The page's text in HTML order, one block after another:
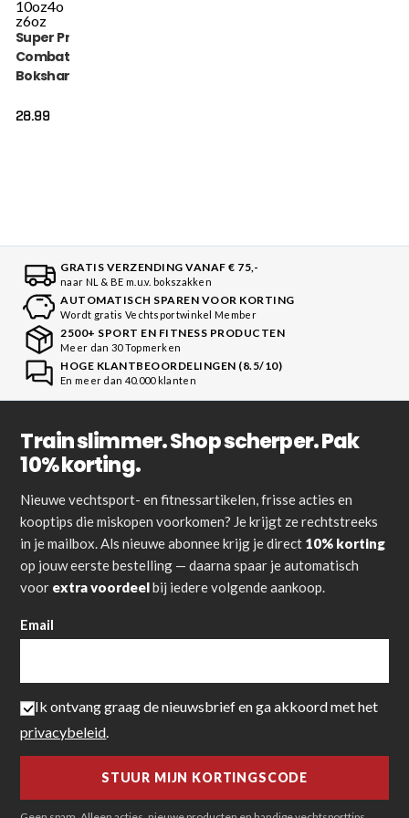
10oz4o
z6oz
Super Pro
Combat Gear
Bokshandschoen
28.99
GRATIS VERZENDING VANAF € 75,-
naar NL & BE m.u.v. bokszakken
AUTOMATISCH SPAREN VOOR KORTING
Wordt gratis Vechtsportwinkel Member
2500+ SPORT EN FITNESS PRODUCTEN
Meer dan 30 Topmerken
HOGE KLANTBEOORDELINGEN (8.5/10)
En meer dan 40.000 klanten
Train slimmer. Shop scherper. Pak
10% korting.
Nieuwe vechtsport- en fitnessartikelen, frisse acties en
kooptips die miskopen voorkomen? Je krijgt ze rechtstreeks
in je mailbox. Als nieuwe abonnee krijg je direct 10% korting
op jouw eerste bestelling — daarna spaar je automatisch
voor extra voordeelbij iedere volgende aankoop.
Email
Ik ontvang graag de nieuwsbrief en ga akkoord met het
privacybeleid